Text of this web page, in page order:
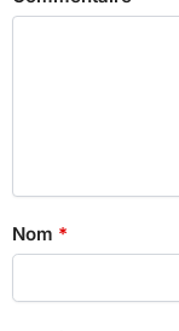
Nom *